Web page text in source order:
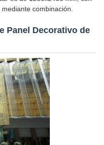
combinación.
Panel Decorativo de